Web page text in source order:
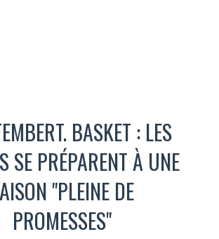
BASKET : LES
SE PRÉPARENT À UNE
"PLEINE DE
PROMESSES"